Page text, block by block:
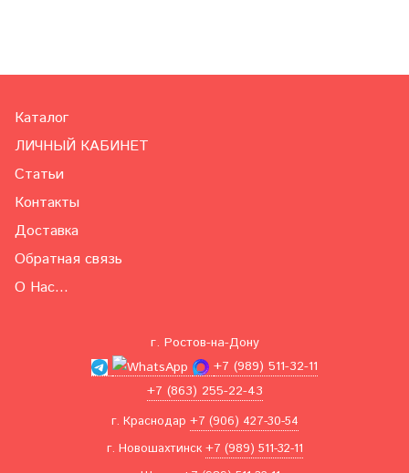
Каталог
ЛИЧНЫЙ КАБИНЕТ
Статьи
Контакты
Доставка
Обратная связь
О Нас...
г. Ростов-на-Дону
+7 (989) 511-32-11
+7 (863) 255-22-43
г. Краснодар +7 (906) 427-30-54
г. Новошахтинск +7 (989) 511-32-11